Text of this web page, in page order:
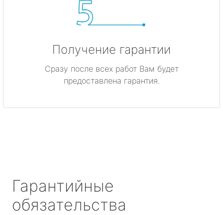
Получение гарантии
Сразу после всех работ Вам будет
предоставлена гарантия.
Гарантийные
обязательства